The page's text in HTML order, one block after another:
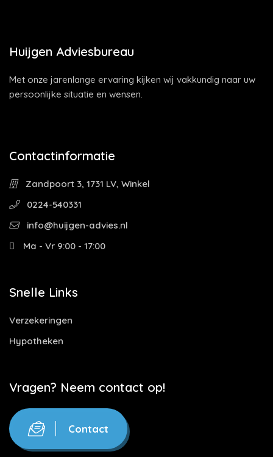
Huijgen Adviesbureau
Met onze jarenlange ervaring kijken wij vakkundig naar uw
persoonlijke situatie en wensen.
Contactinformatie
Zandpoort 3, 1731 LV, Winkel
0224-540331
info@huijgen-advies.nl
Ma - Vr 9:00 - 17:00
Snelle Links
Verzekeringen
Hypotheken
Vragen? Neem contact op!
Contact